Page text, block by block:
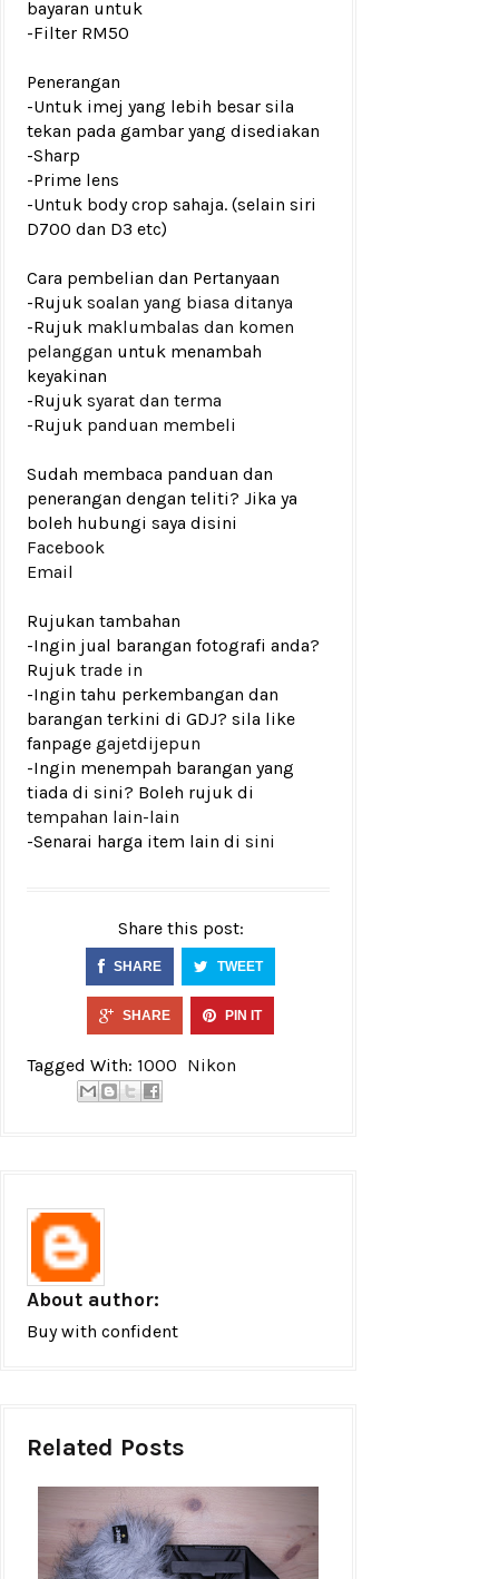
bayaran untuk
-Filter RM50
Penerangan
-Untuk imej yang lebih besar sila
tekan pada gambar yang disediakan
-Sharp
-Prime lens
-Untuk body crop sahaja. (selain siri
D700 dan D3 etc)
Cara pembelian dan Pertanyaan
-Rujuk soalan yang biasa ditanya
-Rujuk maklumbalas dan komen
pelanggan untuk menambah
keyakinan
-Rujuk syarat dan terma
-Rujuk panduan membeli
Sudah membaca panduan dan
penerangan dengan teliti? Jika ya
boleh hubungi saya disini
Facebook
Email
Rujukan tambahan
-Ingin jual barangan fotografi anda?
Rujuk trade in
-Ingin tahu perkembangan dan
barangan terkini di GDJ? sila like
fanpage gajetdijepun
-Ingin menempah barangan yang
tiada di sini? Boleh rujuk di
tempahan lain-lain
-Senarai harga item lain di sini
Share this post:
SHARE TWEET
SHARE PIN IT
Tagged With: 1000 Nikon
About author:
Buy with confident
Related Posts